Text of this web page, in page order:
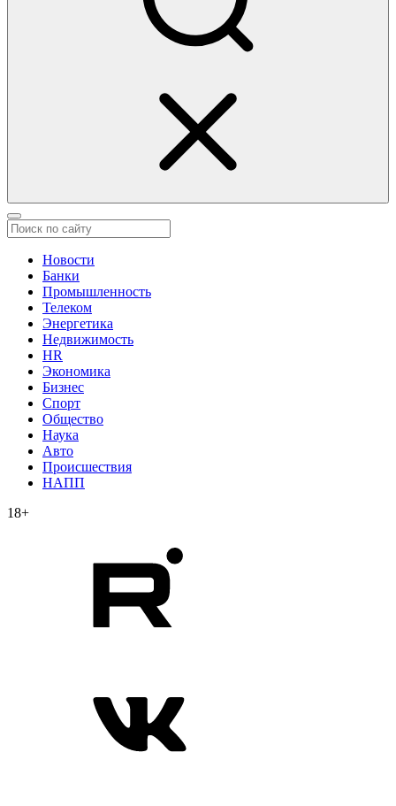
Новости
Банки
Промышленность
Телеком
Энергетика
Недвижимость
HR
Экономика
Бизнес
Спорт
Общество
Наука
Авто
Происшествия
НАПП
18+